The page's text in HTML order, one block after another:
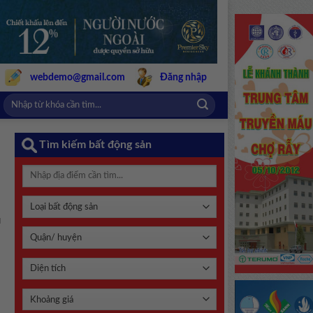
webdemo@gmail.com Đăng nhập
Tìm kiếm bất động sản